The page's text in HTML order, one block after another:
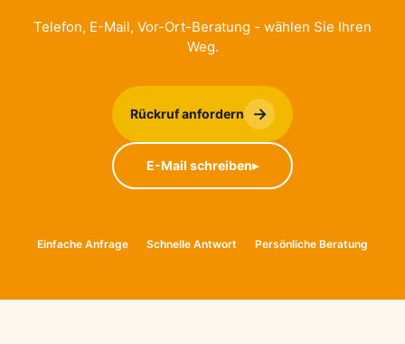
Telefon, E-Mail, Vor-Ort-Beratung - wählen Sie Ihren
Weg.
Rückruf anfordern →
E-Mail schreiben▸
Einfache Anfrage Schnelle Antwort Persönliche Beratung